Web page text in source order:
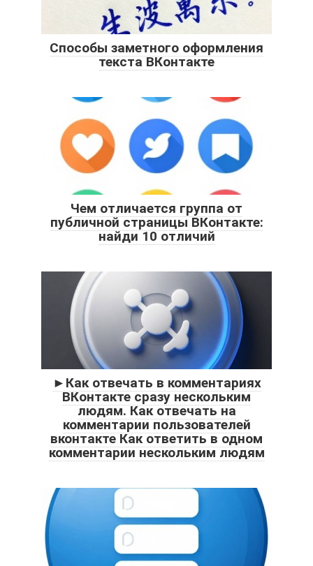
Способы заметного оформления
текста ВКонтакте
Чем отличается группа от
публичной страницы ВКонтакте:
найди 10 отличий
►Как отвечать в комментариях
ВКонтакте сразу нескольким
людям. Как отвечать на
комментарии пользователей
вконтакте Как ответить в одном
комментарии нескольким людям